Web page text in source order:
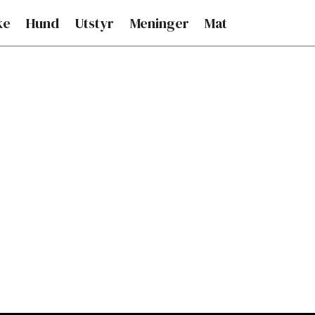
Hund Utstyr Meninger Mat